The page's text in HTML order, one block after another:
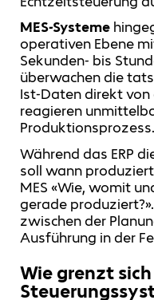
MES-Systeme
operativen Ebene
Sekunden- bis
überwachen die
Ist-Daten direkt von
reagieren
Produktionsprozess.
Während das ERP
soll wann
MES «Wie, womit
gerade
zwischen der
Ausführung in der
Wie grenzt